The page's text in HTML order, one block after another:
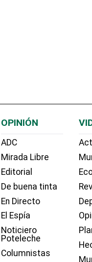
OPINIÓN
ADC
Mirada Libre
Editorial
De buena tinta
En Directo
El Espía
Noticiero
Poteleche
Columnistas